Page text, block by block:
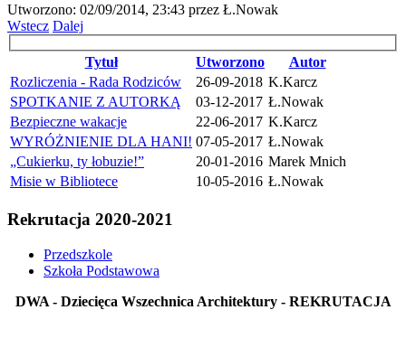
Utworzono: 02/09/2014, 23:43 przez Ł.Nowak
Wstecz Dalej
Tytuł Utworzono
Autor
Rozliczenia - Rada Rodziców
26-09-2018 K.Karcz
SPOTKANIE Z AUTORKĄ
03-12-2017 Ł.Nowak
Bezpieczne wakacje
22-06-2017 K.Karcz
WYRÓŻNIENIE DLA HANI! 07-05-2017 Ł.Nowak
„Cukierku, ty łobuzie!”
20-01-2016 Marek Mnich
Misie w Bibliotece
10-05-2016 Ł.Nowak
Rekrutacja 2020-2021
Przedszkole
Szkoła Podstawowa
DWA - Dziecięca Wszechnica Architektury - REKRUTACJA